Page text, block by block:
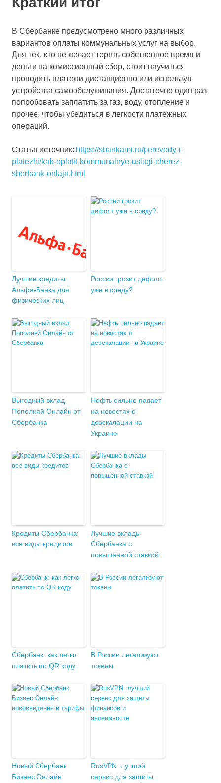
В Сбербанке предусмотрено много различных
вариантов оплаты коммунальных услуг на выбор.
Для тех, кто не желает терять собственное время и
деньги на комиссионный сбор, стоит научиться
проводить платежи дистанционно или используя
устройства самообслуживания. Достаточно один раз
попробовать заплатить за газ, воду, отопление и
прочее, чтобы убедиться в легкости платежных
операций.
Статья источник: https://sbankami.ru/perevody-i-
platezhi/kak-oplatit-kommunalnye-uslugi-cherez-
sberbank-onlajn.html
Лучшие кредиты
Альфа-Банка для
физических лиц
России грозит дефолт
уже в среду?
Выгодный вклад
Пополняй Онлайн от
Сбербанка
Нефть сильно падает
на новостях о
деэскалации на
Украине
Кредиты Сбербанка:
все виды кредитов
Лучшие вклады
Сбербанка с
повышенной ставкой
Сбербанк: как легко
платить по QR коду
В России легализуют
токены
Новый Сбербанк
Бизнес Онлайн:
RusVPN: лучший
сервис для защиты